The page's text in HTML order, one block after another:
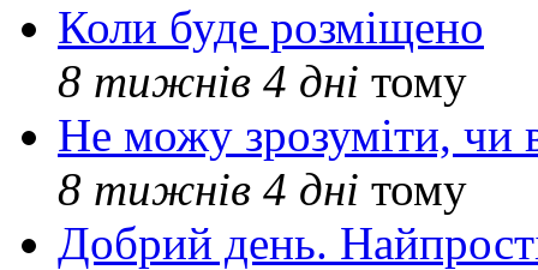
Коли буде розміщено
8 тижнів 4 дні тому
Не можу зрозуміти, чи
8 тижнів 4 дні тому
Добрий день.